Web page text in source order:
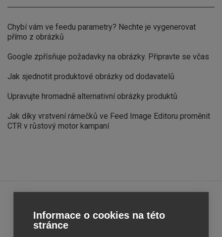
Chybí vám ve feedu parametry? Nechte je vygenerovat
přímo z obrázků
Google zpřísňuje požadavky na obrázky. Připravte se včas
Jak sjednotit produktové obrázky od dodavatelů
Upravujte hromadně alternativní obrázky produktů
Jak díky vrstvení rámečků ve Feed Image Editoru proměnit
CTR v růstový motor kampaní
Image
Image
Informace o cookies na této
stránce